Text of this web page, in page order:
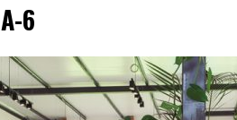
BEDOYA – LA CONSTANCIA DETRÁS DE LA
DE LA CALIDEZ: ACABADOS DORADOS DE
6